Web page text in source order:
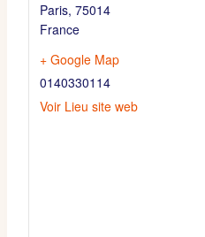
Paris, 75014
France
+ Google Map
0140330114
Voir Lieu site web